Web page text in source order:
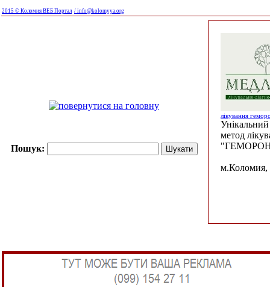
2015 © Коломия ВЕБ Портал / info@kolomyya.org
Пошук:
лікування
Унікальний
метод
м.Коломия,